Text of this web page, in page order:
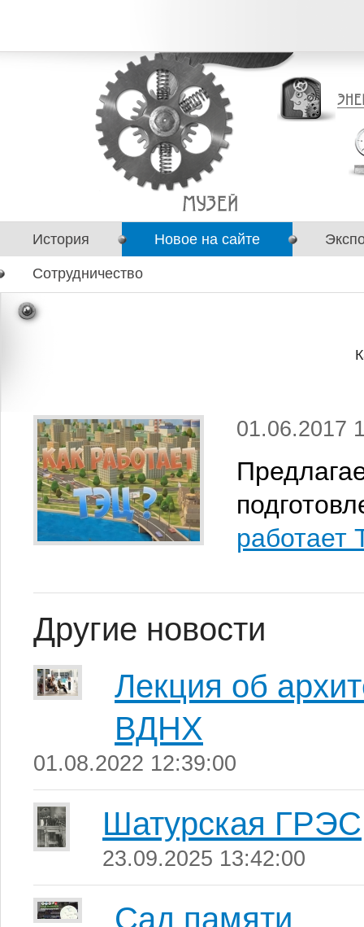
История Новое на сайте
Сотрудничество
01.06.2017
работает
Другие новости
Лекция об
ВДНХ
01.08.2022 12:39:00
Шатурская ГРЭС
23.09.2025 13:42:00
Сад памяти